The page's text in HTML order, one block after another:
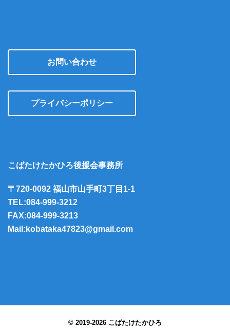
お問い合わせ
プライバシーポリシー
こばたけたかひろ後援会事務所
〒720-0092 福山市山手町3丁目1-1
TEL:084-999-3212
FAX:084-999-3213
Mail:kobataka47823@gmail.com
© 2019-2026 こばたけたかひろ